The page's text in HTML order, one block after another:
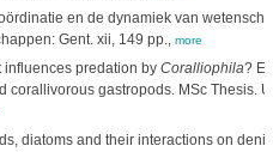
en de dynamiek van
Gent. xii, 149 pp., more
predation by Coralliophila?
corallivorous gastropods. MSc Thesis.
diatoms and their interactions on